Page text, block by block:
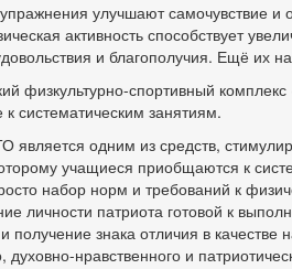
улучшают самочувствие
активность способствует
и благополучия. Ещё их
физкультурно-спортивный
систематическим занятиям.
является одним из средств,
учащиеся приобщаются к
набор норм и требований к
личности патриота готовой к
получение знака отличия в
духовно-нравственного и